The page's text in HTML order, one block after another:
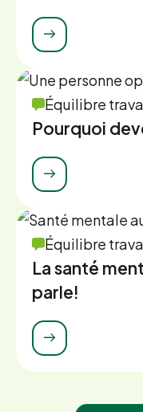
Équilibre
Pourquoi
Équilibre
La santé
parle!